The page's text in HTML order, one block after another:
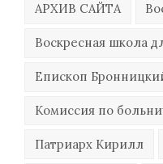
АРХИВ САЙТА
Воскресная школа
Епископ
Комиссия по
Патриарх Кирилл